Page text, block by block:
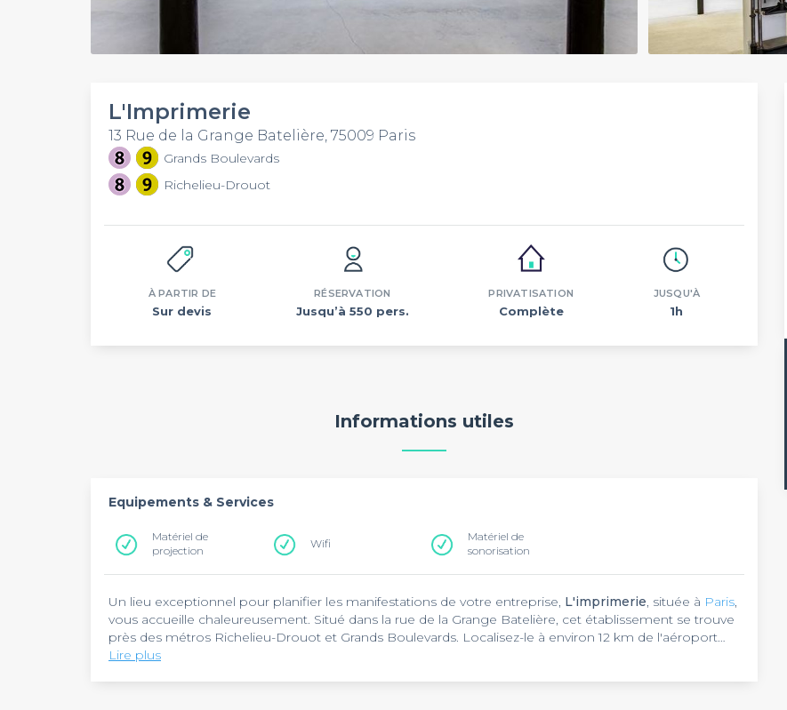
L'Imprimerie
13 Rue de la Grange Batelière, 75009 Paris
Grands Boulevards
Richelieu-Drouot
À PARTIR DE
Sur devis
RÉSERVATION
Jusqu’à 550 pers.
PRIVATISATION
Complète
JUSQU'À
1h
Informations utiles
Equipements & Services
Matériel de
projection
Wifi
Matériel de
sonorisation
Un lieu exceptionnel pour planifier les manifestations de votre entreprise, L'imprimerie, située à Paris,
vous accueille chaleureusement. Situé dans la rue de la Grange Batelière, cet établissement se trouve
près des métros Richelieu-Drouot et Grands Boulevards. Localisez-le à environ 12 km de l'aéroport
Paris-le-Bourguet et à 15 km de l'aéroport Ory Paris-Orly.
Lire plus